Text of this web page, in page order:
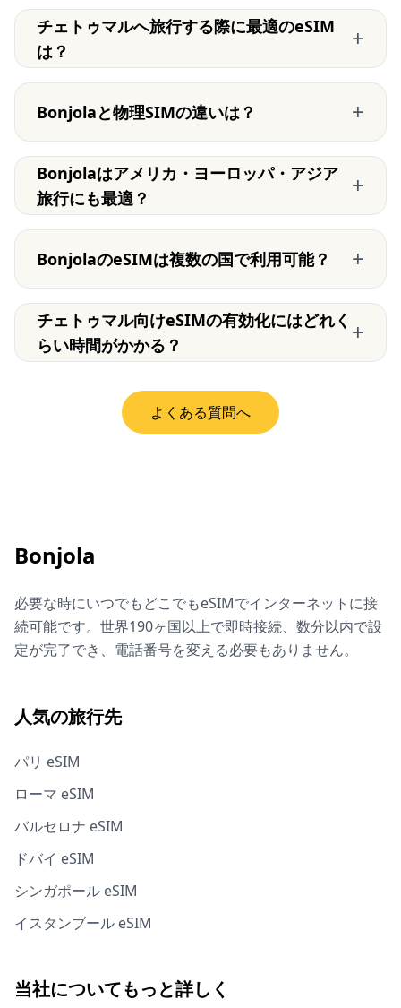
チェトゥマルへ旅行する際に最適のeSIM
は？
+
Bonjolaと物理SIMの違いは？ +
Bonjolaはアメリカ・ヨーロッパ・アジア
旅行にも最適？
+
BonjolaのeSIMは複数の国で利用可能？ +
チェトゥマル向けeSIMの有効化にはどれく
らい時間がかかる？
+
よくある質問へ
Bonjola
必要な時にいつでもどこでもeSIMでインターネットに接
続可能です。世界190ヶ国以上で即時接続、数分以内で設
定が完了でき、電話番号を変える必要もありません。
人気の旅行先
パリ eSIM
ローマ eSIM
バルセロナ eSIM
ドバイ eSIM
シンガポール eSIM
イスタンブール eSIM
当社についてもっと詳しく